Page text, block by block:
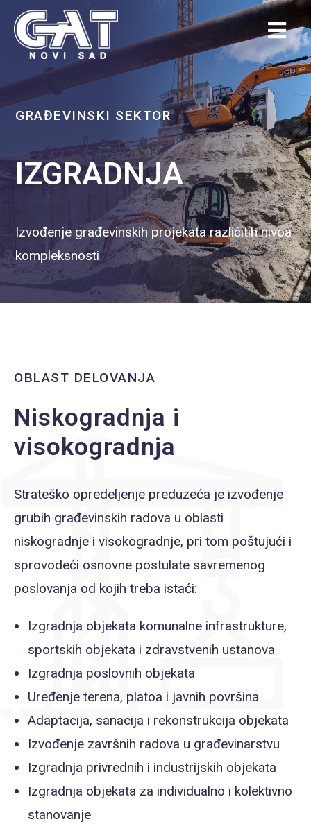
GRAĐEVINSKI SEKTOR
IZGRADNJA
Izvođenje građevinskih projekata različitih nivoa
kompleksnosti
OBLAST DELOVANJA
Niskogradnja i
visokogradnja
Strateško opredeljenje preduzeća je izvođenje
grubih građevinskih radova u oblasti
niskogradnje i visokogradnje, pri tom poštujući i
sprovodeći osnovne postulate savremenog
poslovanja od kojih treba istaći:
Izgradnja objekata komunalne infrastrukture,
sportskih objekata i zdravstvenih ustanova
Izgradnja poslovnih objekata
Uređenje terena, platoa i javnih površina
Adaptacija, sanacija i rekonstrukcija objekata
Izvođenje završnih radova u građevinarstvu
Izgradnja privrednih i industrijskih objekata
Izgradnja objekata za individualno i kolektivno
stanovanje